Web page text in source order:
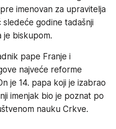
imenovan za upravitelja
sledeće godine tadašnji
je biskupom.
pape Franje i
najveće reforme
je 14. papa koji je izabrao
imenjak bio je poznat po
nauku Crkve.